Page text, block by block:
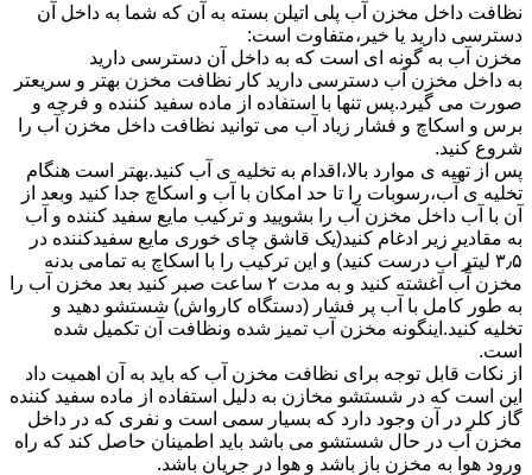
نظافت داخل مخزن آب پلی اتیلن بسته به آن که شما به داخل آن
دسترسی دارید یا خیر،متفاوت است:
مخزن آب به گونه ای است که به داخل آن دسترسی دارید
به داخل مخزن آب دسترسی دارید کار نظافت مخزن بهتر و سریعتر
صورت می گیرد.پس تنها با استفاده از ماده سفید کننده و فرچه و
برس و اسکاچ و فشار زیاد آب می توانید نظافت داخل مخزن آب را
شروع کنید.
پس از تهیه ی موارد بالا،اقدام به تخلیه ی آب کنید.بهتر است هنگام
تخلیه ی آب،رسوبات را تا حد امکان با آب و اسکاچ جدا کنید وبعد از
آن با آب داخل مخزن آب را بشویید و ترکیب مایع سفید کننده و آب
به مقادیر زیر ادغام کنید(یک قاشق چای خوری مایع سفیدکننده در
۳٫۵ لیتر آب درست کنید) و این ترکیب را با اسکاچ به تمامی بدنه
مخزن آّب آغشته کنید و به مدت ۲ ساعت صبر کنید بعد مخزن آب را
به طور کامل با آب پر فشار (دستگاه کارواش) شستشو دهید و
تخلیه کنید.اینگونه مخزن آب تمیز شده ونظافت آن تکمیل شده
است.
از نکات قابل توجه برای نظافت مخزن آب که باید به آن اهمیت داد
این است که در شستشو مخازن به دلیل استفاده از ماده سفید کننده
گاز کلر در آن وجود دارد که بسیار سمی است و نفری که در داخل
مخزن آب در حال شستشو می باشد باید اطمینان حاصل کند که راه
ورود هوا به مخزن باز باشد و هوا در جریان باشد.